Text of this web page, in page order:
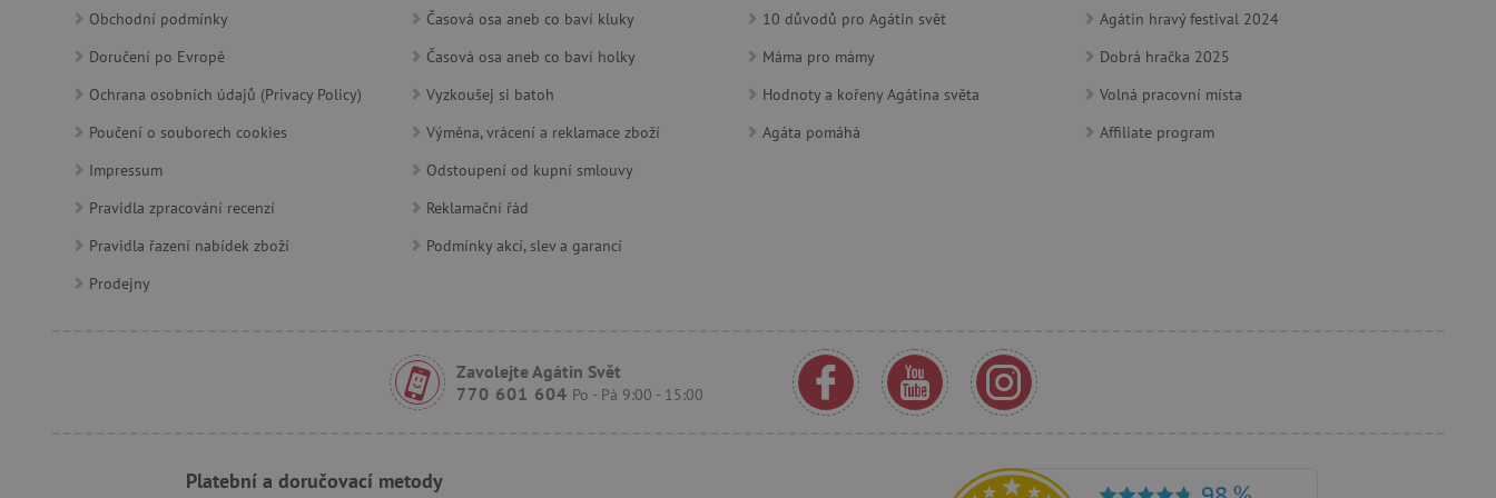
Obchodní podmínky
Doručení po Evropě
Ochrana osobních údajů (Privacy Policy)
Poučení o souborech cookies
Impressum
Pravidla zpracování recenzí
Pravidla řazení nabídek zboží
Prodejny
Časová osa aneb co baví kluky
Časová osa aneb co baví holky
Vyzkoušej si batoh
Výměna, vrácení a reklamace zboží
Odstoupení od kupní smlouvy
Reklamační řád
Podmínky akcí, slev a garancí
10 důvodů pro Agátin svět
Máma pro mámy
Hodnoty a kořeny Agátina světa
Agáta pomáhá
Agátin hravý festival 2024
Dobrá hračka 2025
Volná pracovní místa
Affiliate program
Zavolejte Agátin Svět
770 601 604 Po - Pá 9:00 - 15:00
Platební a doručovací metody
platné zprávy o používání jejich webových stránek.
lastVisitedProduct
měsíc
__cf_bm
30 minut
Tento soubor cookie se používá k rozlišení mezi lidmi a
roboty. To je pro web přínosné, aby bylo možné podávat
platné zprávy o používání jejich webových stránek.
lepivosti pro každou z těchto funkcí lepivosti založených na
trvání s názvem AWSALBCORS (ALB).
_sp_id.f442
www.agatinsvet.cz OnLine chat
udid
Tento cookie se používá k jedinečné identifikaci zařízení,
která mají přístup k webové stránce, aby sledovala používání